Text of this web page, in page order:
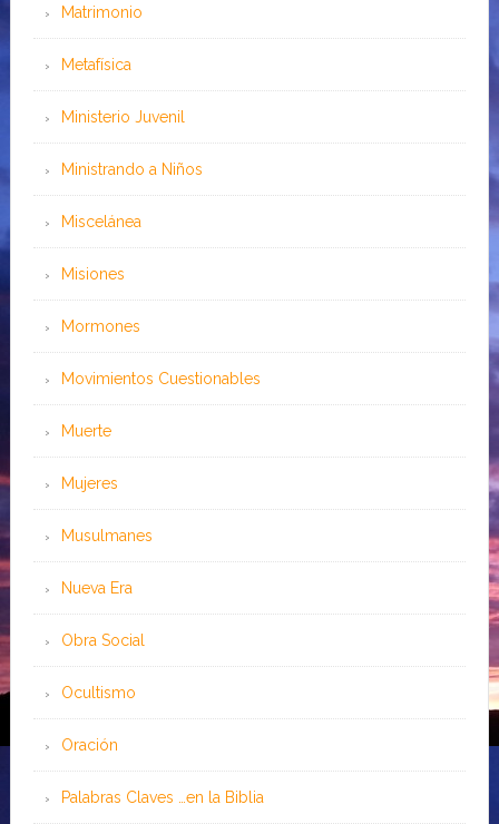
Matrimonio
Metafísica
Ministerio Juvenil
Ministrando a Niños
Miscelánea
Misiones
Mormones
Movimientos Cuestionables
Muerte
Mujeres
Musulmanes
Nueva Era
Obra Social
Ocultismo
Oración
Palabras Claves …en la Biblia